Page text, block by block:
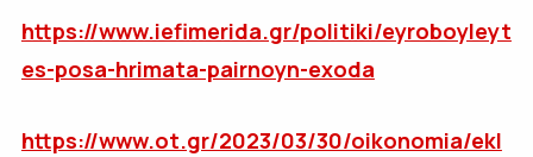
https://www.iefimerida.gr/politiki/eyroboyleyt
es-posa-hrimata-pairnoyn-exoda
https://www.ot.gr/2023/03/30/oikonomia/ekl